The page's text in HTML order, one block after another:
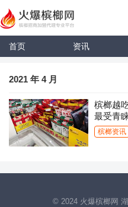
首页 资讯
2021 年 4 月
槟榔越
最受青
槟榔资讯
© 2024 火爆槟榔网